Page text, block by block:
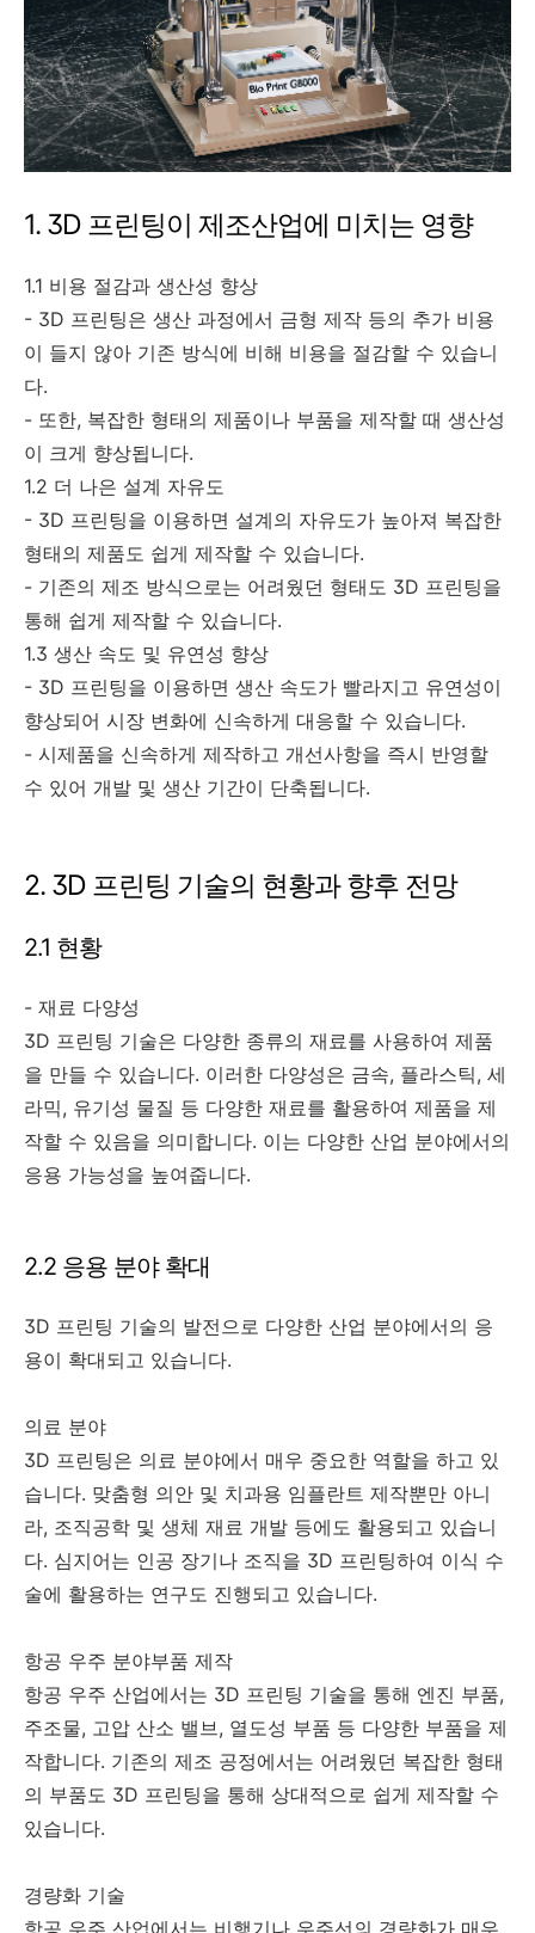
1. 3D 프린팅이 제조산업에 미치는 영향
1.1 비용 절감과 생산성 향상
- 3D 프린팅은 생산 과정에서 금형 제작 등의 추가 비용
이 들지 않아 기존 방식에 비해 비용을 절감할 수 있습니
다.
- 또한, 복잡한 형태의 제품이나 부품을 제작할 때 생산성
이 크게 향상됩니다.
1.2 더 나은 설계 자유도
- 3D 프린팅을 이용하면 설계의 자유도가 높아져 복잡한
형태의 제품도 쉽게 제작할 수 있습니다.
- 기존의 제조 방식으로는 어려웠던 형태도 3D 프린팅을
통해 쉽게 제작할 수 있습니다.
1.3 생산 속도 및 유연성 향상
- 3D 프린팅을 이용하면 생산 속도가 빨라지고 유연성이
향상되어 시장 변화에 신속하게 대응할 수 있습니다.
- 시제품을 신속하게 제작하고 개선사항을 즉시 반영할
수 있어 개발 및 생산 기간이 단축됩니다.
2. 3D 프린팅 기술의 현황과 향후 전망
2.1 현황
- 재료 다양성
3D 프린팅 기술은 다양한 종류의 재료를 사용하여 제품
을 만들 수 있습니다. 이러한 다양성은 금속, 플라스틱, 세
라믹, 유기성 물질 등 다양한 재료를 활용하여 제품을 제
작할 수 있음을 의미합니다. 이는 다양한 산업 분야에서의
응용 가능성을 높여줍니다.
2.2 응용 분야 확대
3D 프린팅 기술의 발전으로 다양한 산업 분야에서의 응
용이 확대되고 있습니다.
의료 분야
3D 프린팅은 의료 분야에서 매우 중요한 역할을 하고 있
습니다. 맞춤형 의안 및 치과용 임플란트 제작뿐만 아니
라, 조직공학 및 생체 재료 개발 등에도 활용되고 있습니
다. 심지어는 인공 장기나 조직을 3D 프린팅하여 이식 수
술에 활용하는 연구도 진행되고 있습니다.
항공 우주 분야부품 제작
항공 우주 산업에서는 3D 프린팅 기술을 통해 엔진 부품,
주조물, 고압 산소 밸브, 열도성 부품 등 다양한 부품을 제
작합니다. 기존의 제조 공정에서는 어려웠던 복잡한 형태
의 부품도 3D 프린팅을 통해 상대적으로 쉽게 제작할 수
있습니다.
경량화 기술